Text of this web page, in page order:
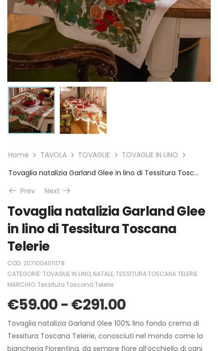
Home TAVOLA TOVAGLIE
TOVAGLIE IN LINO
Tovaglia natalizia Garland Glee in lino di Tessitura Toscana Telerie
Prev
Next
Tovaglia natalizia Garland Glee
in lino di Tessitura Toscana
Telerie
COD: 2071004011178
CATEGORIE: TOVAGLIE IN LINO, NATALE,TESSITURA TOSCANA TELERIE
MARCHIO: Tessitura Toscana Telerie
€59.00-€291.00
Tovaglia natalizia Garland Glee 100% lino fondo crema di
Tessitura Toscana Telerie, conosciuti nel mondo come la
biancheria Fiorentina, da sempre fiore all’occhiello di ogni